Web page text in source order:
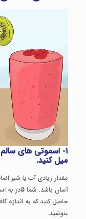
۱- اسموتی های
میل کنید.
مقدار زیادی آب یا شیر
آسان باشد. شما قادر به
حاصل کنید که به
بنوشید.